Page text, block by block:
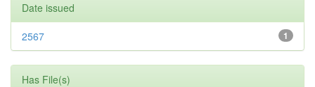
Date issued
1
2567
Has File(s)